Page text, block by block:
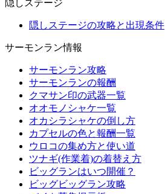
隠しステージ
隠しステージの攻略と出現条件
サーモンラン情報
サーモンラン攻略
サーモンランの報酬
クマサン印の武器一覧
オオモノシャケ一覧
オカシラシャケの倒し方
カプセルの色と報酬一覧
ウロコの集め方と使い道
ツナギ(作業着)の着替え方
ビッグランはいつ開催？
ビッグビッグラン攻略